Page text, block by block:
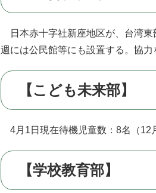
日本赤十字社新座地区が、台湾東
週には公民館等にも設置する。協力
【こども未来部】
4月1日現在待機児童数：8名（12
【学校教育部】